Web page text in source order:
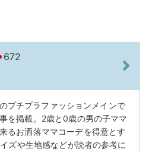
672
プチプラファッションメインで
を掲載。2歳と0歳の男の子ママ
るお洒落ママコーデを得意とす
ズや生地感などが読者の参考に